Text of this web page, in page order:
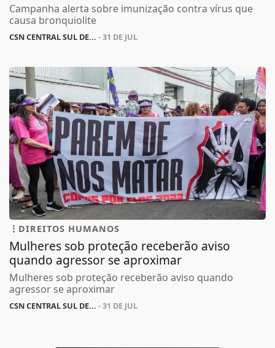
Campanha alerta sobre imunização contra vírus que
causa bronquiolite
CSN CENTRAL SUL DE... - 31 DE JUL
DIREITOS HUMANOS
Mulheres sob proteção receberão aviso
quando agressor se aproximar
Mulheres sob proteção receberão aviso quando
agressor se aproximar
CSN CENTRAL SUL DE... - 31 DE JUL